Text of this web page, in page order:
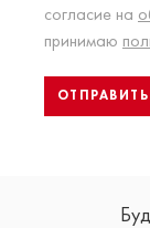
согласие на
принимаю